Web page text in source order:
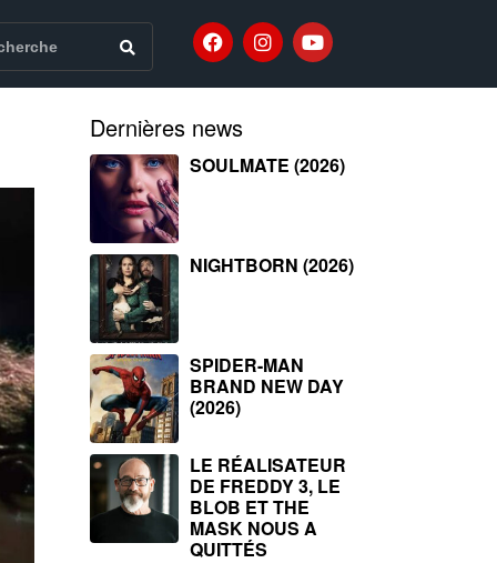
Dernières news
SOULMATE (2026)
NIGHTBORN (2026)
SPIDER-MAN
BRAND NEW DAY
(2026)
LE RÉALISATEUR
DE FREDDY 3, LE
BLOB ET THE
MASK NOUS A
QUITTÉS